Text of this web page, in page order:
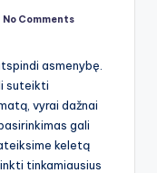
No Comments
asmenybę.
suteikti
vyrai dažnai
gali
keletą
tinkamiausius